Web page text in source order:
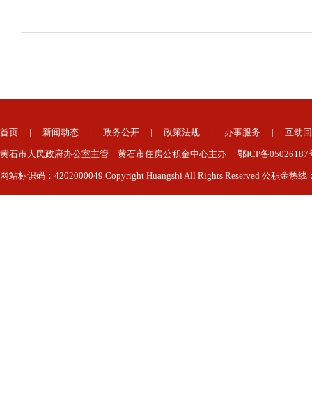
首页 | 新闻动态 | 政务公开 | 政策法规 | 办事服务 | 互动
黄石市人民政府办公室主管 黄石市住房公积金中心主办 鄂ICP备
网站标识码：4202000049 Copyright Huangshi All Rights Reserved 公积金热